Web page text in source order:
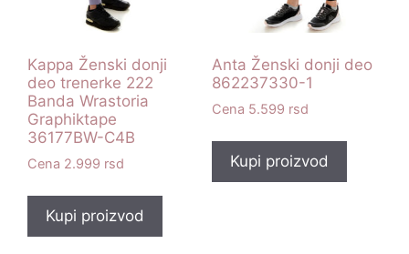
Kappa Ženski donji
deo trenerke 222
Banda Wrastoria
Graphiktape
36177BW-C4B
2.999 rsd
Kupi proizvod
Anta Ženski donji deo
862237330-1
5.599 rsd
Kupi proizvod